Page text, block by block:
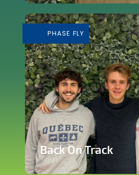
cœur de Silly
En savoir plus
PHASE FLY
Back On Track